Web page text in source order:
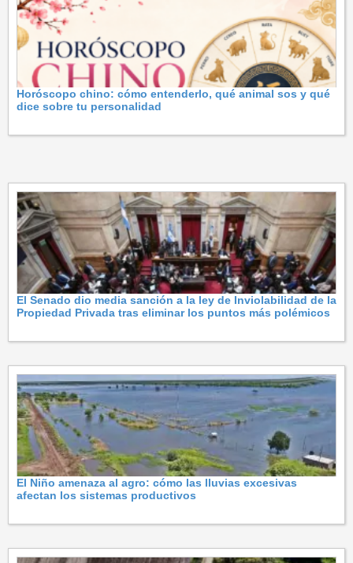
Horóscopo chino: cómo entenderlo, qué animal sos y qué
dice sobre tu personalidad
El Senado dio media sanción a la ley de Inviolabilidad de la
Propiedad Privada tras eliminar los puntos más polémicos
El Niño amenaza al agro: cómo las lluvias excesivas
afectan los sistemas productivos